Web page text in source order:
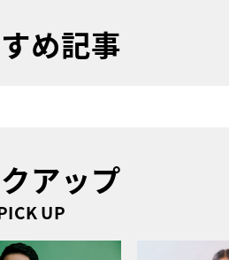
め記事
アップ
UP